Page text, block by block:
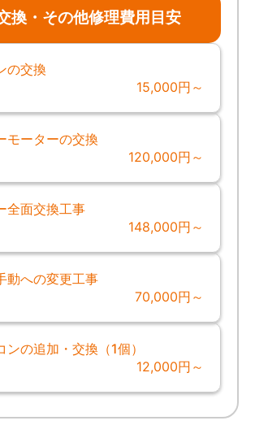
換・その他修理費用目安
の交換
15,000円～
モーターの交換
120,000円～
全面交換工事
148,000円～
動への変更工事
70,000円～
ンの追加・交換（1個）
12,000円～